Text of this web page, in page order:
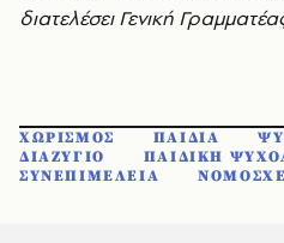
διατελέσει Γενική
ΧΩΡΙΣΜΟΣ ΠΑΙΔΙΑ
ΔΙΑΖΥΓΙΟ
ΠΑΙΔΙΚΗ
ΣΥΝΕΠΙΜΕΛΕΙΑ